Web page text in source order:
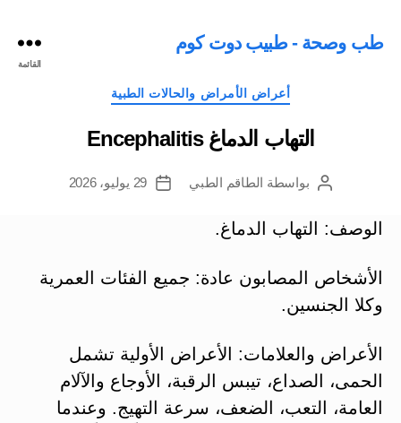
طب وصحة - طبيب دوت كوم
القائمة
التصنيفات
أعراض الأمراض والحالات الطبية
التهاب الدماغ Encephalitis
كاتببواسطة الطاقم الطبي
تاريخ
29 يوليو، 2026
الوصف: التهاب الدماغ.
الأشخاص المصابون عادة: جميع الفئات العمرية
وكلا الجنسين.
الأعراض والعلامات: الأعراض الأولية تشمل
الحمى، الصداع، تيبس الرقبة، الأوجاع والآلام
العامة، التعب، الضعف، سرعة التهيج. وعندما